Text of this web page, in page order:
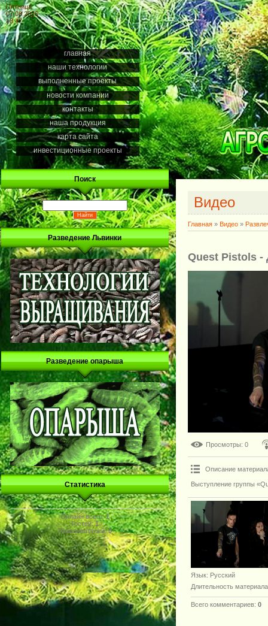
Пятница
07.08.2026
18:47
главная
наши технологии
выполненные проекты
новости компании
контакты
наша продукция
карта сайта
инвестиционные проекты
Поиск
Разведение Львинки
Разведение опарыша
Статистика
Онлайн всего:1
Гостей:1
Пользователей:0
Видео
Главная » Видео »
Quest Pistols -
Просмотры: 0
Описание
Выступление группы
Язык: Русский
Длительность материала
Всего комментариев: 0